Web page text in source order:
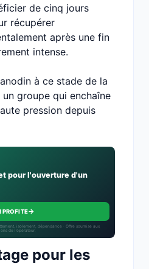
de cinq jours
récupérer
après une fin
intense.
à ce stade de la
groupe qui enchaîne
pression depuis
pour l'ouverture d'un
PROFITE→
isolement, dépendance · Offre soumise aux
de l’opérateur.
pour les